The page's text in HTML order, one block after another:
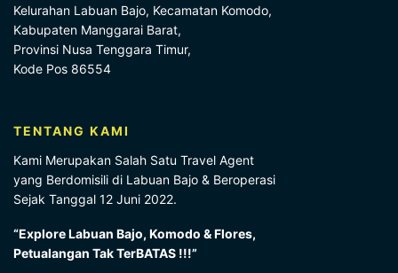
Kelurahan Labuan Bajo, Kecamatan Komodo,
Kabupaten Manggarai Barat,
Provinsi Nusa Tenggara Timur,
Kode Pos 86554
TENTANG KAMI
Kami Merupakan Salah Satu Travel Agent
yang Berdomisili di Labuan Bajo & Beroperasi
Sejak Tanggal 12 Juni 2022.
“Explore Labuan Bajo, Komodo & Flores,
Petualangan Tak TerBATAS !!!”